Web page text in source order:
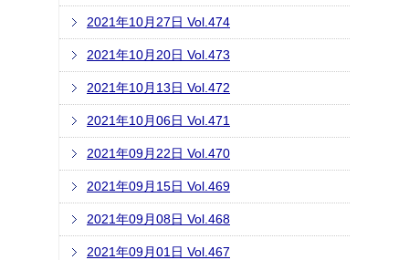
2021年10月27日 Vol.474
2021年10月20日 Vol.473
2021年10月13日 Vol.472
2021年10月06日 Vol.471
2021年09月22日 Vol.470
2021年09月15日 Vol.469
2021年09月08日 Vol.468
2021年09月01日 Vol.467